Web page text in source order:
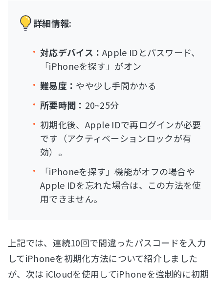
詳細情報:
対応デバイス：Apple IDとパスワード、
「iPhoneを探す」がオン
難易度： やや少し手間かかる
所要時間： 20~25分
初期化後、Apple IDで再ログインが必要
です（アクティベーションロックが有
効）。
「iPhoneを探す」機能がオフの場合や
Apple IDを忘れた場合は、この方法を使
用できません。
上記では、連続10回で間違ったパスコードを入力
してiPhoneを初期化方法について紹介しました
が、次は iCloudを使用してiPhoneを強制的に初期